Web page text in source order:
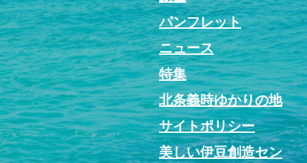
パンフレット
ニュース
特集
北条義時ゆかりの地
サイトポリシー
美しい伊豆創造セン